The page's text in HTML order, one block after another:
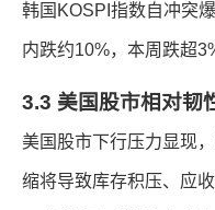
韩国KOSPI指数自冲突
内跌约10%，本周跌超
3.3 美国股市相对韧
美国股市下行压力显现
缩将导致库存积压、应